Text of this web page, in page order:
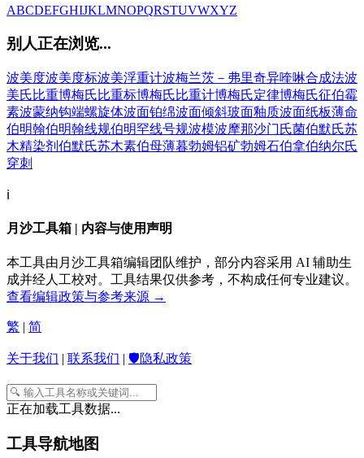
ABCDEFGHIJKLMNOPQRSTUVWXYZ
别人正在浏览...
波美度波美度标波美浮重计波梅兰茨－弗里奇异喹啉合成法波
美氏比重博梅氏比重标博梅氏比重计博梅氏定律博梅氏征伯霉
素波蒙纳钩端螺旋体波面铂绵波面倾斜玻面釉质波面纸板薄命
伯明翰伯明翰线规伯明罕线号规波模波摩那沙门氏菌伯默氏苏
木精染剂 伯默氏苏木素伯母薄暮勃姆铝矿勃姆石伯拿伯纳尔氏
穿刺
ℹ️
月沙工具箱 | 内容与使用声明
本工具由月沙工具箱编辑团队维护，部分内容采用 AI 辅助生
成并经人工校对。工具结果仅供参考，不构成任何专业建议。
查看编辑政策与参考来源 →
繁 | 简
关于我们 | 联系我们 | 🛡️隐私政策
正在加载工具数据...
工具导航地图